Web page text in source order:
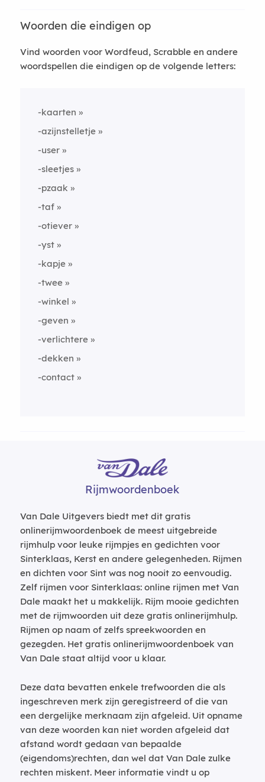
Woorden die eindigen op
Vind woorden voor Wordfeud, Scrabble en andere
woordspellen die eindigen op de volgende letters:
-kaarten
-azijnstelletje
-user
-sleetjes
-pzaak
-taf
-otiever
-yst
-kapje
-twee
-winkel
-geven
-verlichtere
-dekken
-contact
Rijmwoordenboek
Van Dale Uitgevers biedt met dit gratis
onlinerijmwoordenboek de meest uitgebreide
rijmhulp voor leuke rijmpjes en gedichten voor
Sinterklaas, Kerst en andere gelegenheden. Rijmen
en dichten voor Sint was nog nooit zo eenvoudig.
Zelf rijmen voor Sinterklaas: online rijmen met Van
Dale maakt het u makkelijk. Rijm mooie gedichten
met de rijmwoorden uit deze gratis onlinerijmhulp.
Rijmen op naam of zelfs spreekwoorden en
gezegden. Het gratis onlinerijmwoordenboek van
Van Dale staat altijd voor u klaar.
Deze data bevatten enkele trefwoorden die als
ingeschreven merk zijn geregistreerd of die van
een dergelijke merknaam zijn afgeleid. Uit opname
van deze woorden kan niet worden afgeleid dat
afstand wordt gedaan van bepaalde
(eigendoms)rechten, dan wel dat Van Dale zulke
rechten miskent. Meer informatie vindt u op